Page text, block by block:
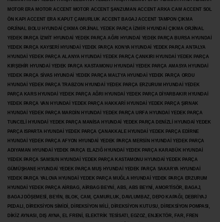
MOTOR ERA MOTOR ACCENT MOTOR ACCENT ŞANZUMAN ACCENT ARKA CAM ACCENT SOL
ÖN KAPI ACCENT ERA KAPUT ÇAMURLUK ACCENT BAGAJ ACCENT TAMPON ÇIKMA
ORJİNAL BOLU HYUNDAİ ÇIKMA ORJİNAL YEDEK PARÇA İZMİR HYUNDAİ ÇIKMA ORJİNAL
YEDEK PARÇA İZMİT HYUNDAİ YEDEK PARÇA AĞRI HYUNDAİ YEDEK PARÇA BURSA HYUNDAİ
YEDEK PARÇA KAYSERİ HYUNDAİ YEDEK PARÇA KONYA HYUNDAİ YEDEK PARÇA ANTALYA
HYUNDAİ YEDEK PARÇA ALANYA HYUNDAİ YEDEK PARÇA ÇANKIRI HYUNDAİ YEDEK PARÇA
KIRŞEHİR HYUNDAİ YEDEK PARÇA KASTAMONU HYUNDAİ YEDEK PARÇA AMASYA HYUNDAİ
YEDEK PARÇA SİVAS HYUNDAİ YEDEK PARÇA MALTYA HYUNDAİ YEDEK PARÇA ORDU
HYUNDAİ YEDEK PARÇA TRABZON HYUNDAİ YEDEK PARÇA ERZURUM HYUNDAİ YEDEK
PARÇA KARS HYUNDAİ YEDEK PARÇA AĞRI HYUNDAİ YEDEK PARÇA DİYARBAKIR HYUNDAİ
YEDEK PARÇA VAN HYUNDAİ YEDEK PARÇA HAKKARİ HYUNDAİ YEDEK PARÇA ŞIRNAK
HYUNDAİ YEDEK PARÇA MARDİN HYUNDAİ YEDEK PARÇA URFA HYUNDAİ YEDEK PARÇA
TUNCELİ HYUNDAİ YEDEK PARÇA MANİSA HYUNDAİ YEDEK PARÇA DENİZLİ HYUNDAİ YEDEK
PARÇA ISPARTA HYUNDAİ YEDEK PARÇA ÇANAKKALE HYUNDAİ YEDEK PARÇA EDİRNE
HYUNDAİ YEDEK PARÇA AFYON HYUNDAİ YEDEK PARÇA MERSİN HYUNDAİ YEDEK PARÇA
ADIYAMAN HYUNDAİ YEDEK PARÇA ELAZIĞ HYUNDAİ YEDEK PARÇA KARABÜK HYUNDAİ
YEDEK PARÇA SAMSUN HYUNDAİ YEDEK PARÇA KASTAMONU HYUNDAİ YEDEK PARÇA
GÜMÜŞHANE HYUNDAİ YEDEK PARÇA MUŞ HYUNDAİ YEDEK PARÇA SAKARYA HYUNDAİ
YEDEK PARÇA YALOVA HYUNDAİ YEDEK PARÇA MUĞLA HYUNDAİ YEDEK PARÇA ERZURUM
HYUNDAİ YEDEK PARÇA AİRBAG, AİRBAG BEYNİ, ABS, ABS BEYNİ, AMORTİSÖR, BAGAJ,
BAGAJ DÖŞEMESİ, BEYİN, BLOK, CAM, ÇAMURLUK, DAVLUMBAZ, DEPO KAPAĞI, DEBRİYAJ
PEDALI, DİREKSİYON SİMİDİ, DİREKSİYON MİLİ, DİREKSİYON KUTUSU, DİREKSİYON POMPASI,
DİKİZ AYNASI, DIŞ AYNA, EL FRENİ, ELEKTRİK TESİSATI, EGZOZ, ENJEKTÖR, FAR, FREN